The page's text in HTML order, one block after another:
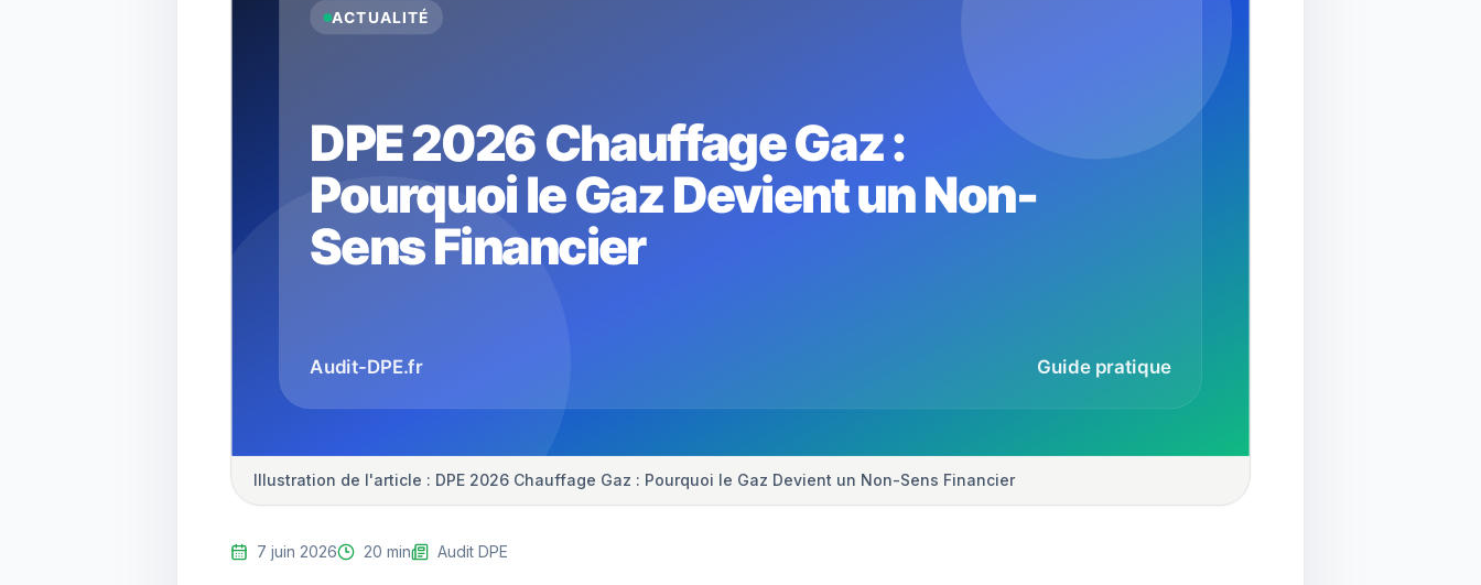
Illustration de l'article : DPE 2026 Chauffage Gaz : Pourquoi le Gaz Devient un Non-Sens Financier
7 juin 2026 20 min Audit DPE